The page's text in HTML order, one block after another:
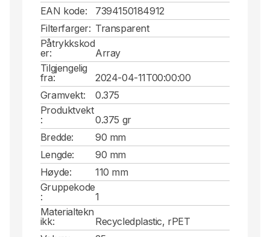
EAN kode:
7394150184912
Filterfarger: Transparent
Påtrykkskod
er:
Array
Tilgjengelig
fra:
2024-04-11T00:00:00
Gramvekt:
0.375
Produktvekt
:
0.375 gr
Bredde:
90 mm
Lengde:
90 mm
Høyde:
110 mm
Gruppekode
:
1
Materialtekn
ikk:
Recycledplastic, rPET